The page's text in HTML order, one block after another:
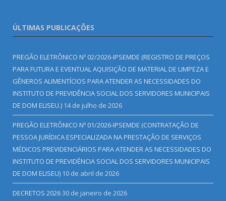
ÚLTIMAS PUBLICAÇÕES
PREGÃO ELETRÔNICO Nº 02/2026-IPSEMDE (REGISTRO DE PREÇOS
PARA FUTURA E EVENTUAL AQUISIÇÃO DE MATERIAL DE LIMPEZA E
GÊNEROS ALIMENTÍCIOS PARA ATENDER AS NECESSIDADES DO
INSTITUTO DE PREVIDÊNCIA SOCIAL DOS SERVIDORES MUNICIPAIS
DE DOM ELISEU.) 14 de julho de 2026
PREGÃO ELETRÔNICO Nº 01/2026-IPSEMDE (CONTRATAÇÃO DE
PESSOA JURÍDICA ESPECIALIZADA NA PRESTAÇÃO DE SERVIÇOS
MÉDICOS PREVIDENCIÁRIOS PARA ATENDER AS NECESSIDADES DO
INSTITUTO DE PREVIDÊNCIA SOCIAL DOS SERVIDORES MUNICIPAIS
DE DOM ELISEU) 10 de abril de 2026
DECRETOS 202630 de janeiro de 2026